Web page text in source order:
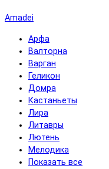
Amadei
Арфа
Валторна
Варган
Геликон
Домра
Кастаньеты
Лира
Литавры
Лютень
Мелодика
Показать все